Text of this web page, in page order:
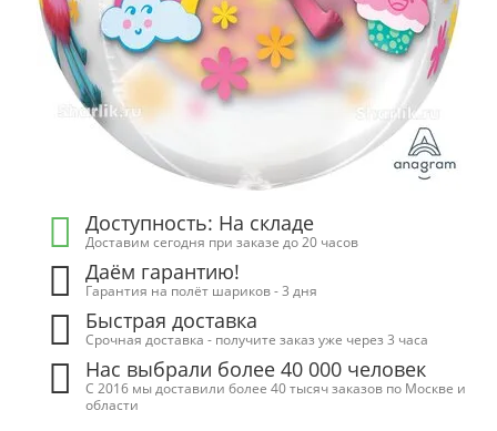
Доступность: На складе
Доставим сегодня при заказе до 20 часов
Даём гарантию!
Гарантия на полёт шариков - 3 дня
Быстрая доставка
Срочная доставка - получите заказ уже через 3 часа
Нас выбрали более 40 000 человек
С 2016 мы доставили более 40 тысяч заказов по Москве и
области